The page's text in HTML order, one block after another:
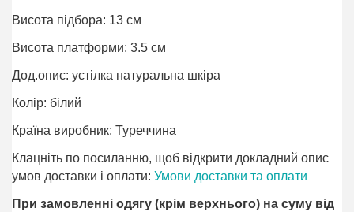
Висота підбора: 13 см
Висота платформи: 3.5 см
Дод.опис: устілка натуральна шкіра
Колір: білий
Країна виробник: Туреччина
Клацніть по посиланню, щоб відкрити докладний опис
умов доставки і оплати:Умови доставки та оплати
При замовленні одягу (крім верхнього) на суму від